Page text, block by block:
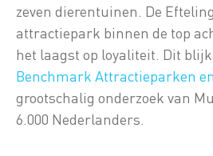
zeven dierentuinen. De
attractiepark binnen de top
het laagst op loyaliteit. Dit
Benchmark Attractieparken
grootschalig onderzoek van
6.000 Nederlanders.